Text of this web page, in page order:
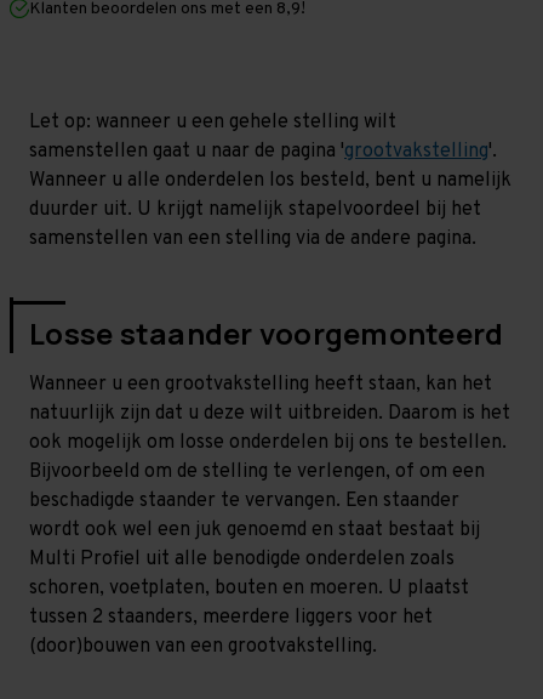
Klanten beoordelen ons met een 8,9!
Let op: wanneer u een gehele stelling wilt
samenstellen gaat u naar de pagina 'grootvakstelling'.
Wanneer u alle onderdelen los besteld, bent u namelijk
duurder uit. U krijgt namelijk stapelvoordeel bij het
samenstellen van een stelling via de andere pagina.
Losse staander voorgemonteerd
Wanneer u een grootvakstelling heeft staan, kan het
natuurlijk zijn dat u deze wilt uitbreiden. Daarom is het
ook mogelijk om losse onderdelen bij ons te bestellen.
Bijvoorbeeld om de stelling te verlengen, of om een
beschadigde staander te vervangen. Een staander
wordt ook wel een juk genoemd en staat bestaat bij
Multi Profiel uit alle benodigde onderdelen zoals
schoren, voetplaten, bouten en moeren. U plaatst
tussen 2 staanders, meerdere liggers voor het
(door)bouwen van een grootvakstelling.